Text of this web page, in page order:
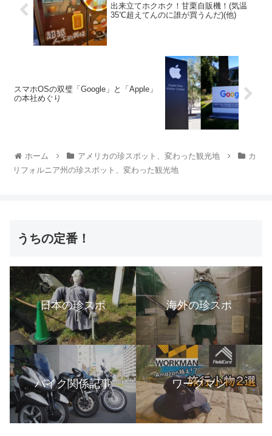
出来立てホクホク！甘栗自販機！(気温
35℃超えてんのに誰が買うんだ)(他)
スマホOSの双璧「Google」と「Apple」
の本社めぐり
ホーム アメリカの珍スポット、変わった観光地
カ
リフォルニア州の珍スポット、変わった観光地
うちの定番！
日本の珍スポ 海外の珍スポ
バイク関係記事 ワークマン